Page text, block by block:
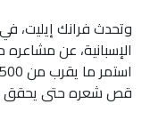
وتحدث فرانك إيليت،
الإسبانية، عن
قص شعره حتى يحقق